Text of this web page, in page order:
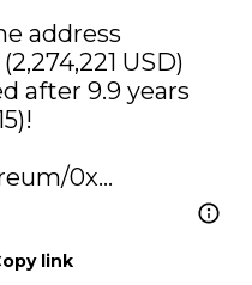
address
(2,274,221 USD)
after 9.9 years
0x…
link